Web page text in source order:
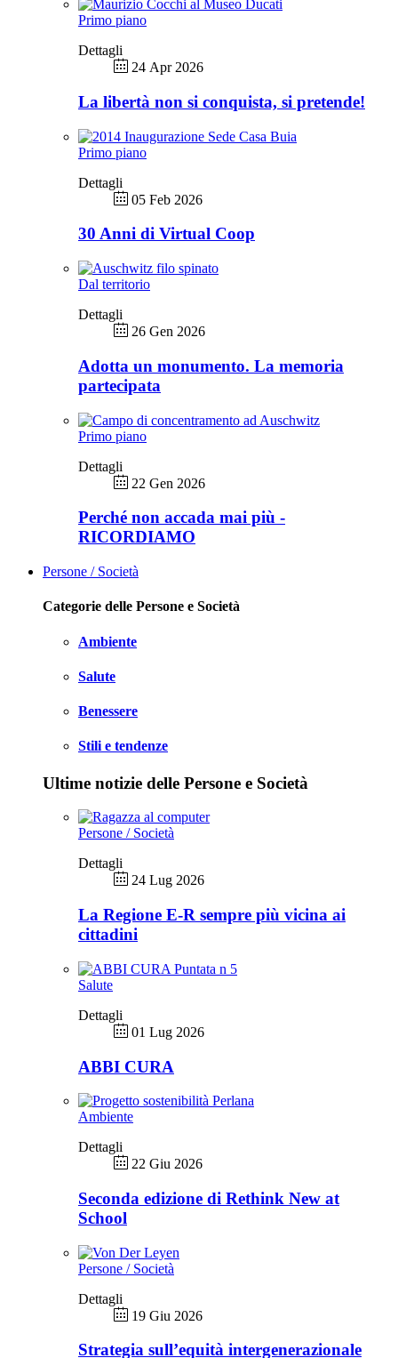
Primo piano
Dettagli
24 Apr 2026
La libertà non si conquista, si pretende!
Primo piano
Dettagli
05 Feb 2026
30 Anni di Virtual Coop
Dal territorio
Dettagli
26 Gen 2026
Adotta un monumento. La memoria
partecipata
Primo piano
Dettagli
22 Gen 2026
Perché non accada mai più -
RICORDIAMO
Persone / Società
Categorie delle Persone e Società
Ambiente
Salute
Benessere
Stili e tendenze
Ultime notizie delle Persone e Società
Persone / Società
Dettagli
24 Lug 2026
La Regione E-R sempre più vicina ai
cittadini
Salute
Dettagli
01 Lug 2026
ABBI CURA
Ambiente
Dettagli
22 Giu 2026
Seconda edizione di Rethink New at
School
Persone / Società
Dettagli
19 Giu 2026
Strategia sull’equità intergenerazionale